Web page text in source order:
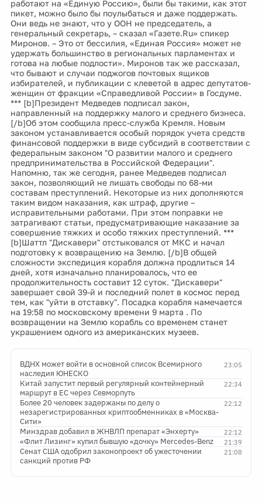
работают на «Единую Россию», были бы такими, как этот
пикет, можно было бы поулыбаться и даже поддержать.
Они ведь не знают, что у ООН не председатель, а
генеральный секретарь, – сказал «Газете.Ru» спикер
Миронов. – Это от бессилия, «Единая Россия» может не
удержать большинство в региональных парламентах и
готова на любые подлости». Миронов так же рассказал,
что бывают и случаи поджогов почтовых ящиков
избирателей, и публикации с клеветой в адрес депутатов-
женщин от фракции «Справедливой России» в Госдуме.
*** [b]Президент Медведев подписал закон,
направленный на поддержку малого и среднего бизнеса.
[/b]Об этом сообщила пресс-служба Кремля. Новым
законом устанавливается особый порядок учета средств
финансовой поддержки в виде субсидий в соответствии с
федеральным законом "О развитии малого и среднего
предпринимательства в Российской Федерации".
Напомню, так же сегодня, ранее Медведев подписал
закон, позволяющий не лишать свободы по 68-ми
составам преступлений. Некоторые из них дополняются
таким видом наказания, как штраф, другие –
исправительными работами. При этом поправки не
затрагивают статьи, предусматривающие наказание за
совершение тяжких и особо тяжких преступлений. ***
[b]Шаттл "Дискавери" отстыковался от МКС и начал
подготовку к возвращению на Землю. [/b]В общей
сложности экспедиция корабля должна продлиться 14
дней, хотя изначально планировалось, что ее
продолжительность составит 12 суток. "Дискавери"
завершает свой 39-й и последний полет в космос перед
тем, как "уйти в отставку". Посадка корабля намечается
на 19:58 по московскому времени 9 марта . По
возвращении на Землю корабль со временем станет
украшением одного из американских музеев.
23:05
ВДНХ может войти в основной список Всемирного
наследия ЮНЕСКО
22:34
Китай запустит первый регулярный контейнерный
маршрут в ЕС через Севморпуть
22:12
Более 20 человек задержаны по делу о
незарегистрированных криптообменниках в «Москва-
Сити»
22:12
Минздрав добавил в ЖНВЛП препарат «Энхерту»
21:39
«Флит Лизинг» купил бывшую «дочку» Mercedes-Benz
21:08
Сенат США одобрил законопроект об ужесточении
санкций против РФ